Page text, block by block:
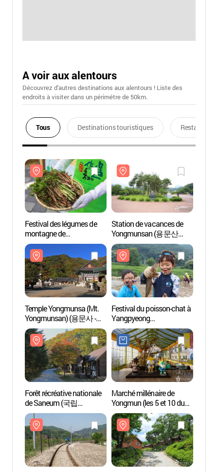
A voir aux alentours
Découvrez d'autres destinations aux alentours ! Liste des
endroits à visiter dans un périmétre de 50km.
Tous Destinations touristiques Restaurants
Festival des légumes de
montagne de
Yongmunsan à
Yangpyeong (양평 용문산
산나물축제)
Station de vacances de
Yongmunsan (용문산
관광지)
Temple Yongmunsa (Mt.
Yongmunsan) (용문사 -
용문산)
Festival du poisson-chat à
Yangpyeong
(양평메기수염축제)
Forêt récréative nationale
de Saneum (국립
산음자연휴양림)
Marché millénaire de
Yongmun (les 5 et 10 du
mois) (용문천년시장
(5,10일))